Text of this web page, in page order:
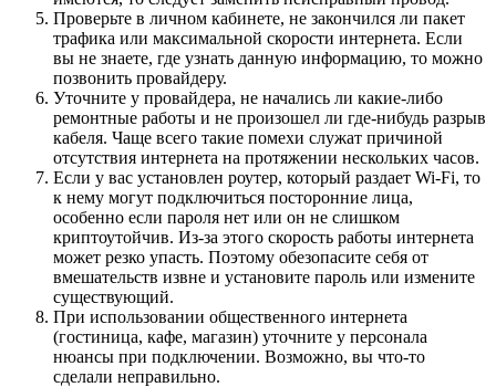
Проверьте в личном кабинете, не закончился ли пакет
трафика или максимальной скорости интернета. Если
вы не знаете, где узнать данную информацию, то можно
позвонить провайдеру.
Уточните у провайдера, не начались ли какие-либо
ремонтные работы и не произошел ли где-нибудь разрыв
кабеля. Чаще всего такие помехи служат причиной
отсутствия интернета на протяжении нескольких часов.
Если у вас установлен роутер, который раздает Wi-Fi, то
к нему могут подключиться посторонние лица,
особенно если пароля нет или он не слишком
криптоутойчив. Из-за этого скорость работы интернета
может резко упасть. Поэтому обезопасите себя от
вмешательств извне и установите пароль или измените
существующий.
При использовании общественного интернета
(гостиница, кафе, магазин) уточните у персонала
нюансы при подключении. Возможно, вы что-то
сделали неправильно.